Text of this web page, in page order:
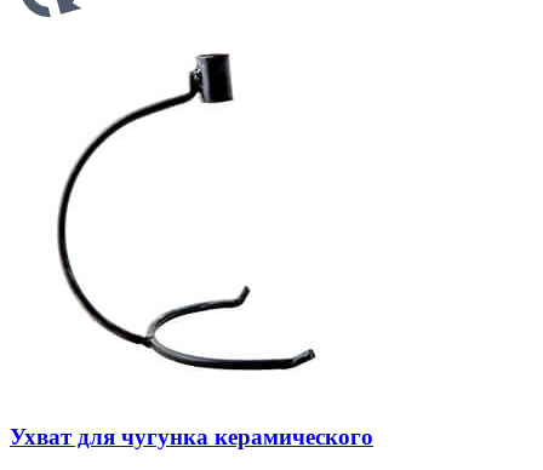
Ухват для чугунка керамического